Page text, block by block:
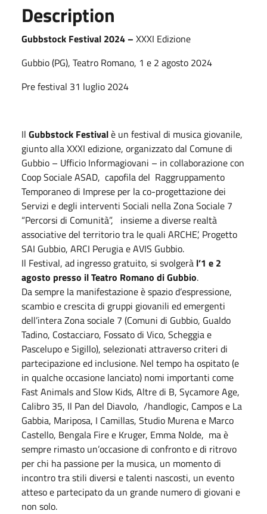
Description
Gubbstock Festival 2024 – XXXI Edizione
Gubbio (PG), Teatro Romano, 1 e 2 agosto 2024
Pre festival 31 luglio 2024
Il Gubbstock Festivalè un festival di musica giovanile,
giunto alla XXXI edizione, organizzato dal Comune di
Gubbio – Ufficio Informagiovani – in collaborazione con
Coop Sociale ASAD, capofila del Raggruppamento
Temporaneo di Imprese per la co-progettazione dei
Servizi e degli interventi Sociali nella Zona Sociale 7
“Percorsi di Comunità”, insieme a diverse realtà
associative del territorio tra le quali ARCHE’, Progetto
SAI Gubbio, ARCI Perugia e AVIS Gubbio.
Il Festival, ad ingresso gratuito, si svolgerà l’1 e 2
agosto presso il Teatro Romano di Gubbio.
Da sempre la manifestazione è spazio d’espressione,
scambio e crescita di gruppi giovanili ed emergenti
dell’intera Zona sociale 7 (Comuni di Gubbio, Gualdo
Tadino, Costacciaro, Fossato di Vico, Scheggia e
Pascelupo e Sigillo), selezionati attraverso criteri di
partecipazione ed inclusione. Nel tempo ha ospitato (e
in qualche occasione lanciato) nomi importanti come
Fast Animals and Slow Kids, Altre di B, Sycamore Age,
Calibro 35, Il Pan del Diavolo, /handlogic, Campos e La
Gabbia, Mariposa, I Camillas, Studio Murena e Marco
Castello, Bengala Fire e Kruger, Emma Nolde, ma è
sempre rimasto un’occasione di confronto e di ritrovo
per chi ha passione per la musica, un momento di
incontro tra stili diversi e talenti nascosti, un evento
atteso e partecipato da un grande numero di giovani e
non solo.